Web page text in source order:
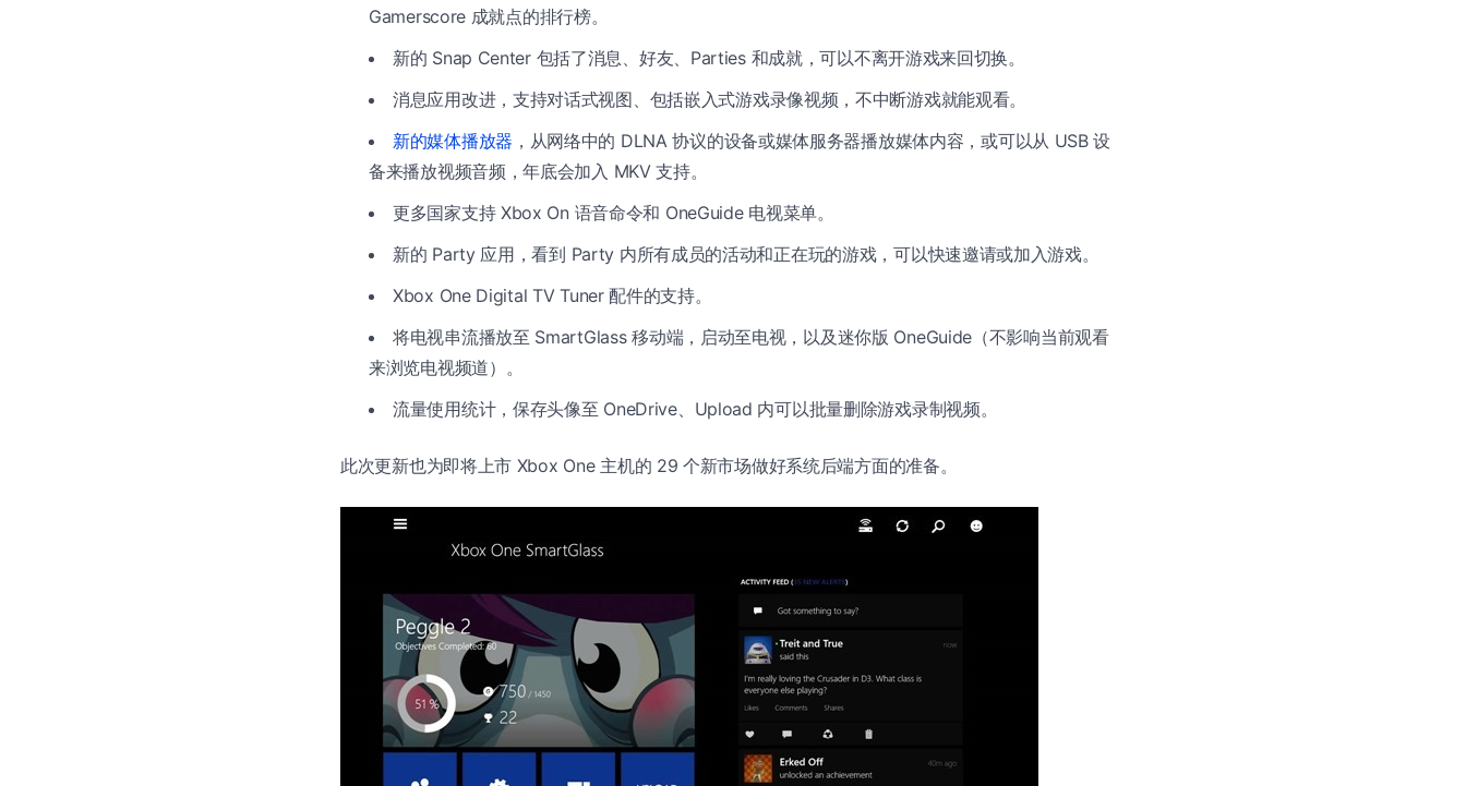
Gamerscore 成就点的排行榜。
新的 Snap Center 包括了消息、好友、Parties 和成就，可以不离开游戏来回切换。
消息应用改进，支持对话式视图、包括嵌入式游戏录像视频，不中断游戏就能观看。
新的媒体播放器 ，从网络中的 DLNA 协议的设备或媒体服务器播放媒体内容，或可以从 USB 设
备来播放视频音频，年底会加入 MKV 支持。
更多国家支持 Xbox On 语音命令和 OneGuide 电视菜单。
新的 Party 应用，看到 Party 内所有成员的活动和正在玩的游戏，可以快速邀请或加入游戏。
Xbox One Digital TV Tuner 配件的支持。
将电视串流播放至 SmartGlass 移动端，启动至电视，以及迷你版 OneGuide（不影响当前观看
来浏览电视频道）。
流量使用统计，保存头像至 OneDrive、Upload 内可以批量删除游戏录制视频。
此次更新也为即将上市 Xbox One 主机的 29 个新市场做好系统后端方面的准备。